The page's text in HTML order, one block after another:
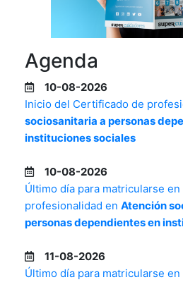
Agenda
10-08-2026
Inicio del Certificado de
sociosanitaria a personas
instituciones sociales
10-08-2026
Último día para matricularse
profesionalidad en Atención
personas dependientes en
11-08-2026
Último día para matricularse